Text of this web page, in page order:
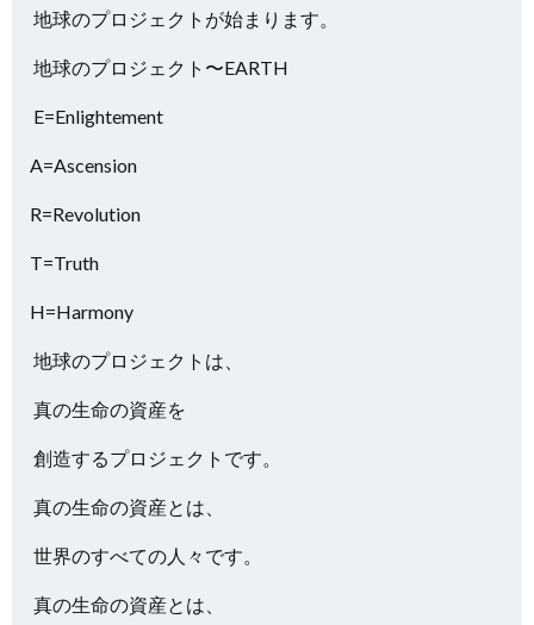
地球のプロジェクトが始まります。
地球のプロジェクト〜EARTH
E=Enlightement
A=Ascension
R=Revolution
T=Truth
H=Harmony
地球のプロジェクトは、
真の生命の資産を
創造するプロジェクトです。
真の生命の資産とは、
世界のすべての人々です。
真の生命の資産とは、